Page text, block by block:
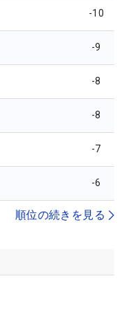
-10
-9
-8
-8
-7
-6
順位の続きを見る